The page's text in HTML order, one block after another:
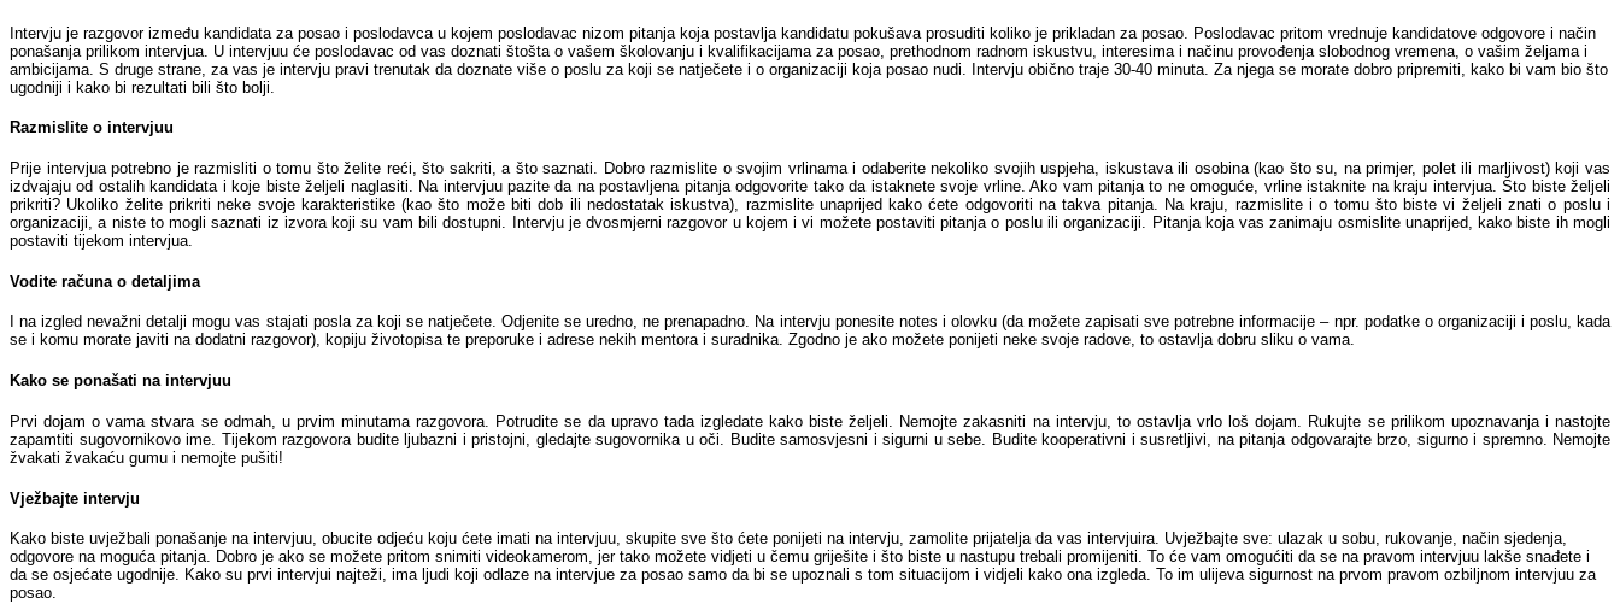
Intervju je razgovor između kandidata za posao i poslodavca u kojem poslodavac nizom pitanja koja postavlja kandidatu pokušava prosuditi koliko je prikladan za posao. Poslodavac pritom vrednuje kandidatove odgovore i način
ponašanja prilikom intervjua. U intervjuu će poslodavac od vas doznati štošta o vašem školovanju i kvalifikacijama za posao, prethodnom radnom iskustvu, interesima i načinu provođenja slobodnog vremena, o vašim željama i
ambicijama. S druge strane, za vas je intervju pravi trenutak da doznate više o poslu za koji se natječete i o organizaciji koja posao nudi. Intervju obično traje 30-40 minuta. Za njega se morate dobro pripremiti, kako bi vam bio što
ugodniji i kako bi rezultati bili što bolji.
Razmislite o intervjuu
Prije intervjua potrebno je razmisliti o tomu što želite reći, što sakriti, a što saznati. Dobro razmislite o svojim vrlinama i odaberite nekoliko svojih uspjeha, iskustava ili osobina (kao što su, na primjer, polet ili marljivost) koji vas
izdvajaju od ostalih kandidata i koje biste željeli naglasiti. Na intervjuu pazite da na postavljena pitanja odgovorite tako da istaknete svoje vrline. Ako vam pitanja to ne omoguće, vrline istaknite na kraju intervjua. Što biste željeli
prikriti? Ukoliko želite prikriti neke svoje karakteristike (kao što može biti dob ili nedostatak iskustva), razmislite unaprijed kako ćete odgovoriti na takva pitanja. Na kraju, razmislite i o tomu što biste vi željeli znati o poslu i
organizaciji, a niste to mogli saznati iz izvora koji su vam bili dostupni. Intervju je dvosmjerni razgovor u kojem i vi možete postaviti pitanja o poslu ili organizaciji. Pitanja koja vas zanimaju osmislite unaprijed, kako biste ih mogli
postaviti tijekom intervjua.
Vodite računa o detaljima
I na izgled nevažni detalji mogu vas stajati posla za koji se natječete. Odjenite se uredno, ne prenapadno. Na intervju ponesite notes i olovku (da možete zapisati sve potrebne informacije – npr. podatke o organizaciji i poslu, kada
se i komu morate javiti na dodatni razgovor), kopiju životopisa te preporuke i adrese nekih mentora i suradnika. Zgodno je ako možete ponijeti neke svoje radove, to ostavlja dobru sliku o vama.
Kako se ponašati na intervjuu
Prvi dojam o vama stvara se odmah, u prvim minutama razgovora. Potrudite se da upravo tada izgledate kako biste željeli. Nemojte zakasniti na intervju, to ostavlja vrlo loš dojam. Rukujte se prilikom upoznavanja i nastojte
zapamtiti sugovornikovo ime. Tijekom razgovora budite ljubazni i pristojni, gledajte sugovornika u oči. Budite samosvjesni i sigurni u sebe. Budite kooperativni i susretljivi, na pitanja odgovarajte brzo, sigurno i spremno. Nemojte
žvakati žvakaću gumu i nemojte pušiti!
Vježbajte intervju
Kako biste uvježbali ponašanje na intervjuu, obucite odjeću koju ćete imati na intervjuu, skupite sve što ćete ponijeti na intervju, zamolite prijatelja da vas intervjuira. Uvježbajte sve: ulazak u sobu, rukovanje, način sjedenja,
odgovore na moguća pitanja. Dobro je ako se možete pritom snimiti videokamerom, jer tako možete vidjeti u čemu griješite i što biste u nastupu trebali promijeniti. To će vam omogućiti da se na pravom intervjuu lakše snađete i
da se osjećate ugodnije. Kako su prvi intervjui najteži, ima ljudi koji odlaze na intervjue za posao samo da bi se upoznali s tom situacijom i vidjeli kako ona izgleda. To im ulijeva sigurnost na prvom pravom ozbiljnom intervjuu za
posao.